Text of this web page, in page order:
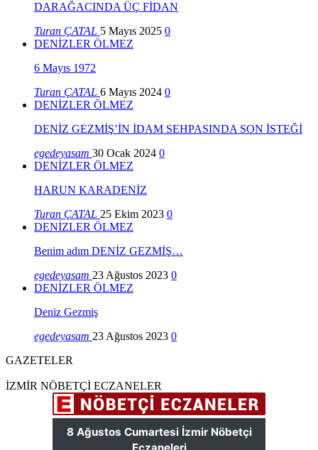
DARAĞACINDA ÜÇ FİDAN
Turan ÇATAL 5 Mayıs 2025 0
DENİZLER ÖLMEZ
6 Mayıs 1972
Turan ÇATAL 6 Mayıs 2024 0
DENİZLER ÖLMEZ
DENİZ GEZMİŞ’İN İDAM SEHPASINDA SON İSTEĞİ
egedeyasam 30 Ocak 2024 0
DENİZLER ÖLMEZ
HARUN KARADENİZ
Turan ÇATAL 25 Ekim 2023 0
DENİZLER ÖLMEZ
Benim adım DENİZ GEZMİŞ…
egedeyasam 23 Ağustos 2023 0
DENİZLER ÖLMEZ
Deniz Gezmiş
egedeyasam 23 Ağustos 2023 0
GAZETELER
İZMİR NÖBETÇİ ECZANELER